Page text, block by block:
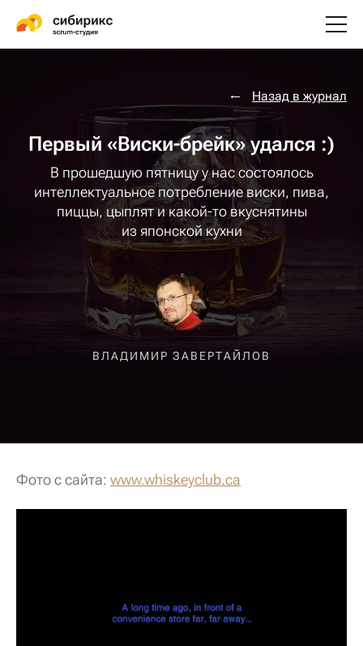
Назад в журнал
Первый «Виски-брейк» удался :)
В прошедшую пятницу у нас состоялось
интеллектуальное потребление виски, пива,
пиццы, цыплят и какой-то вкуснятины
из японской кухни
ВЛАДИМИР ЗАВЕРТАЙЛОВ
Фото с сайта: www.whiskeyclub.ca